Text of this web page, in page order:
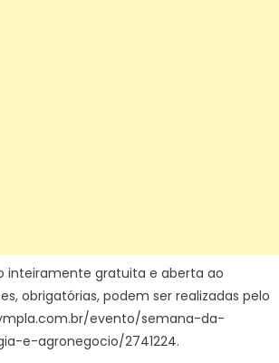
inteiramente gratuita e aberta ao
obrigatórias, podem ser realizadas pelo
evento/semana-da-
e-agronegocio/2741224.